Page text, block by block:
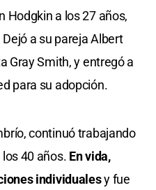
Hodgkin a los 27 años,
a su pareja Albert
Gray Smith, y entregó a
para su adopción.
continuó trabajando
40 años. En vida,
individualesy fue